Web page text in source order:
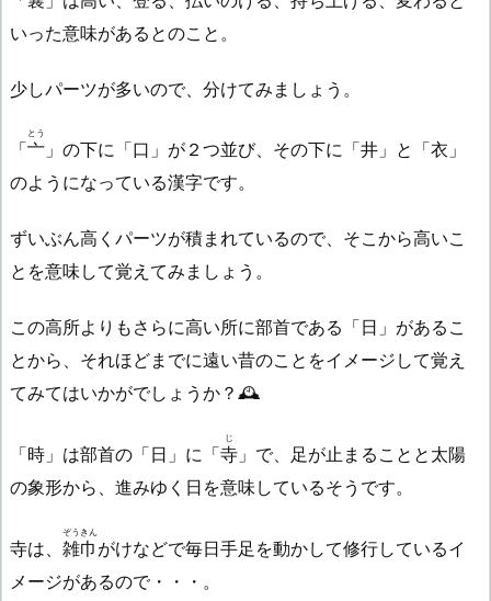
いった意味があるとのこと。
少しパーツが多いので、分けてみましょう。
「亠
とう
」の下に「口」が２つ並び、その下に「井」と「衣」
のようになっている漢字です。
ずいぶん高くパーツが積まれているので、そこから高いこ
とを意味して覚えてみましょう。
この高所よりもさらに高い所に部首である「日」があるこ
とから、それほどまでに遠い昔のことをイメージして覚え
てみてはいかがでしょうか？🕰️
「時」は部首の「日」に「寺
じ
」で、足が止まることと太陽
の象形から、進みゆく日を意味しているそうです。
寺は、 雑巾
ぞうきん
がけなどで毎日手足を動かして修行しているイ
メージがあるので・・・。